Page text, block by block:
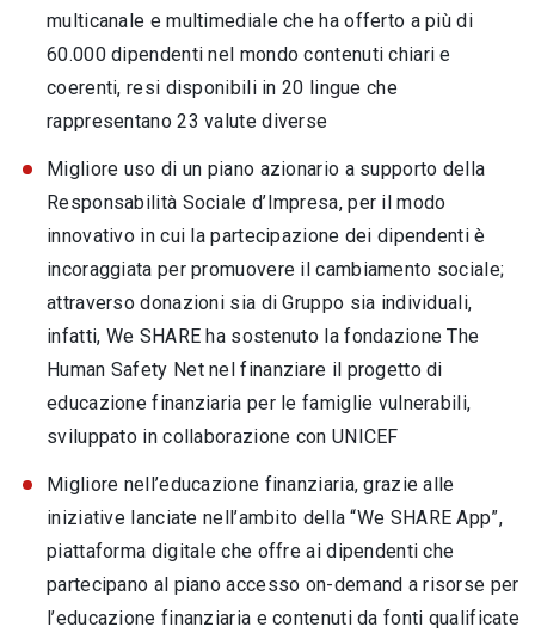
multicanale e multimediale che ha offerto a più di
60.000 dipendenti nel mondo contenuti chiari e
coerenti, resi disponibili in 20 lingue che
rappresentano 23 valute diverse
Migliore uso di un piano azionario a supporto della
Responsabilità Sociale d’Impresa, per il modo
innovativo in cui la partecipazione dei dipendenti è
incoraggiata per promuovere il cambiamento sociale;
attraverso donazioni sia di Gruppo sia individuali,
infatti, We SHARE ha sostenuto la fondazione The
Human Safety Net nel finanziare il progetto di
educazione finanziaria per le famiglie vulnerabili,
sviluppato in collaborazione con UNICEF
Migliore nell’educazione finanziaria, grazie alle
iniziative lanciate nell’ambito della “We SHARE App”,
piattaforma digitale che offre ai dipendenti che
partecipano al piano accesso on-demand a risorse per
l’educazione finanziaria e contenuti da fonti qualificate